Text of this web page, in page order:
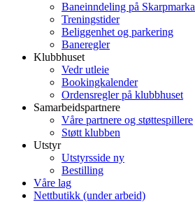
Baneinndeling på Skarpmarka
Treningstider
Beliggenhet og parkering
Baneregler
Klubbhuset
Vedr utleie
Bookingkalender
Ordensregler på klubbhuset
Samarbeidspartnere
Våre partnere og støttespillere
Støtt klubben
Utstyr
Utstyrsside ny
Bestilling
Våre lag
Nettbutikk (under arbeid)